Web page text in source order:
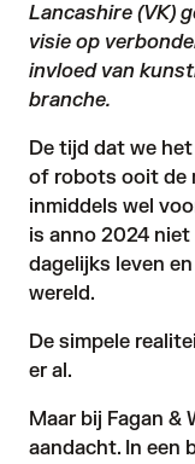
Lancashire (VK)
visie op
invloed van
branche.
De tijd dat we
of robots ooit de
inmiddels wel
is anno 2024
dagelijks leven
wereld.
De simpele
er al.
Maar bij Fagan &
aandacht. In een